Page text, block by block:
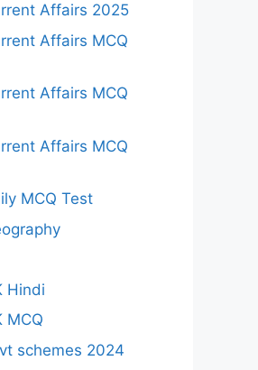
Affairs 2025
Affairs MCQ
Affairs MCQ
Affairs MCQ
MCQ Test
Hindi
MCQ
schemes 2024